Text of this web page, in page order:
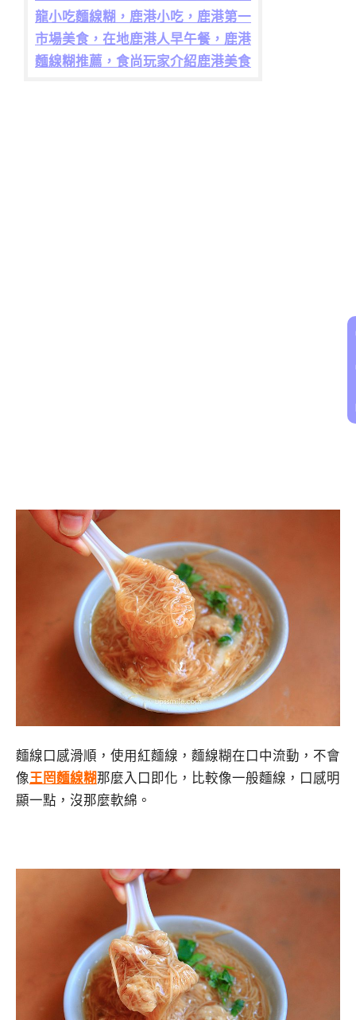
龍小吃麵線糊，鹿港小吃，鹿港第一
市場美食，在地鹿港人早午餐，鹿港
麵線糊推薦，食尚玩家介紹鹿港美食
麵線口感滑順，使用紅麵線，麵線糊在口中流動，不會
像王罔麵線糊那麼入口即化，比較像一般麵線，口感明
顯一點，沒那麼軟綿。